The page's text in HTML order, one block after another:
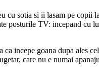
cu sotia si ii lasam pe copii
posturile TV: incepand cu
incepe goana dupa ales
care nu e numai